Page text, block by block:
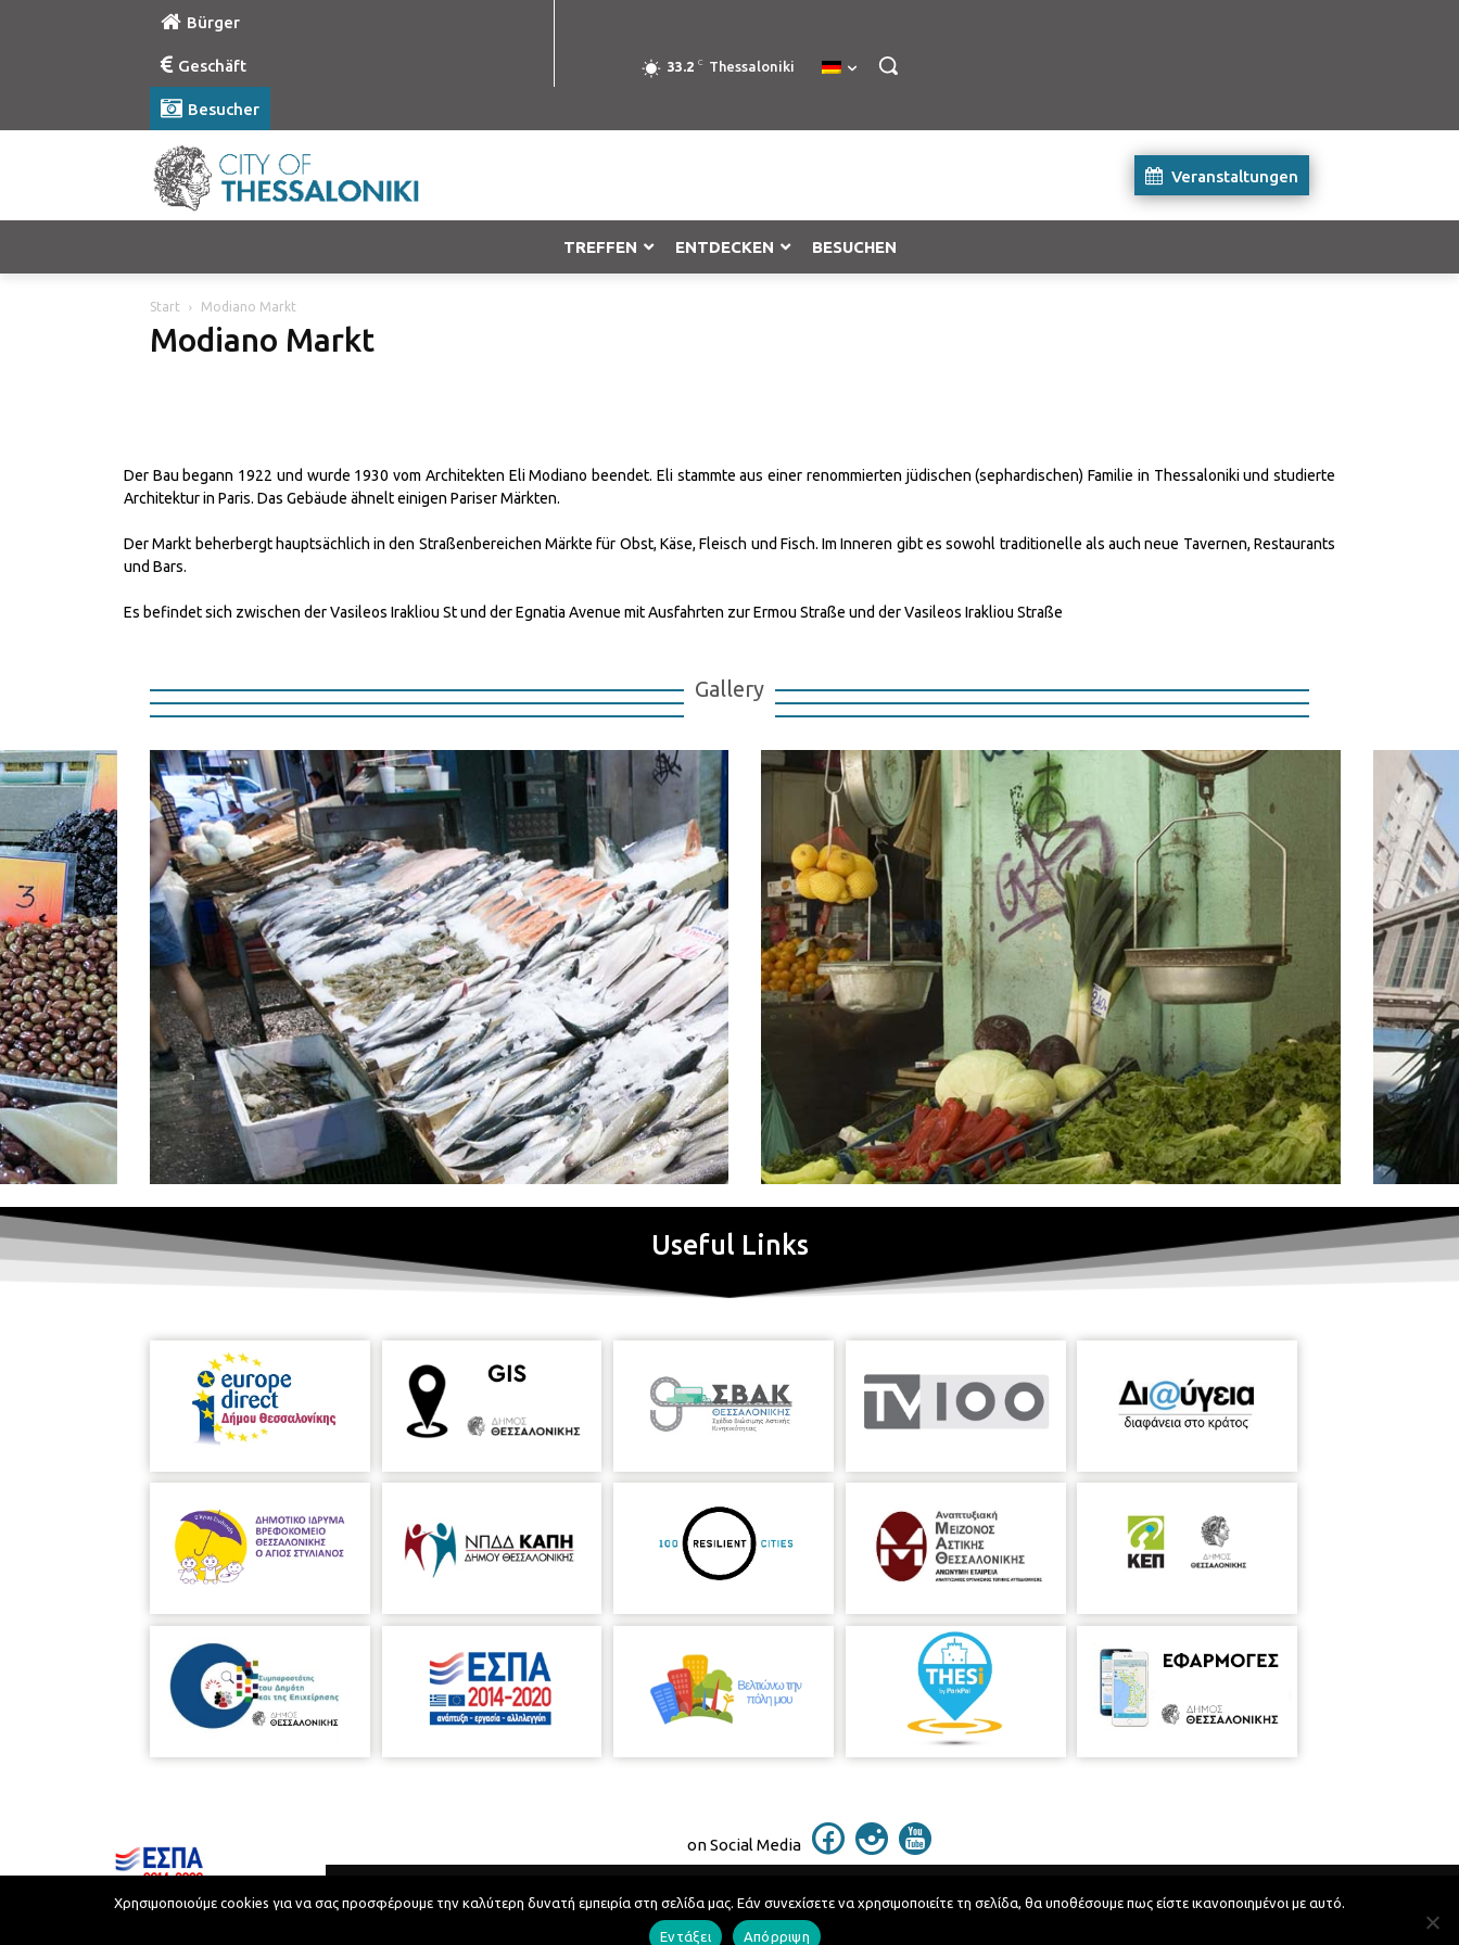
Bürger
Geschäft
Besucher
33.2 C Thessaloniki
Veranstaltungen
TREFFEN ENTDECKEN BESUCHEN
Start Modiano Markt
Modiano Markt
Der Bau begann 1922 und wurde 1930 vom Architekten Eli Modiano beendet. Eli stammte aus einer renommierten jüdischen (sephardischen) Familie in Thessaloniki und studierte
Architektur in Paris. Das Gebäude ähnelt einigen Pariser Märkten.
Der Markt beherbergt hauptsächlich in den Straßenbereichen Märkte für Obst, Käse, Fleisch und Fisch. Im Inneren gibt es sowohl traditionelle als auch neue Tavernen, Restaurants
und Bars.
Es befindet sich zwischen der Vasileos Irakliou St und der Egnatia Avenue mit Ausfahrten zur Ermou Straße und der Vasileos Irakliou Straße
Gallery
Useful Links
on Social Media
Municipality of Thessaloniki © 2026
Developed byMyCompany Projects
Χρησιμοποιούμε cookies για να σας προσφέρουμε την καλύτερη δυνατή εμπειρία στη σελίδα μας. Εάν συνεχίσετε να χρησιμοποιείτε τη σελίδα, θα υποθέσουμε πως είστε ικανοποιημένοι με αυτό.
Εντάξει Απόρριψη